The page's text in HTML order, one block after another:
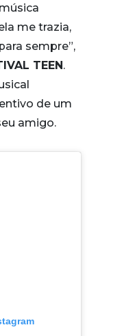
me trazia,
sempre”,
TEEN.
de um
amigo.